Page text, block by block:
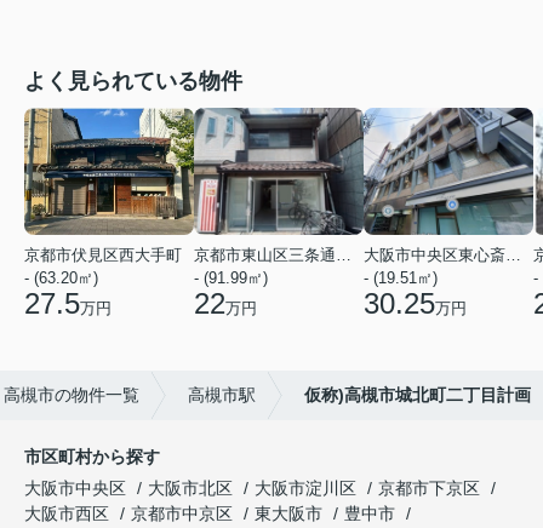
よく見られている物件
京都市伏見区西大手町
- (63.20㎡)
27.5万円
京都市東山区三条通北裏白川筋西入２丁目東姉小路町
- (91.99㎡)
22万円
大阪市中央区東心斎橋２丁目
- (19.51㎡)
30.25万円
-
高槻市の物件一覧 高槻市駅 仮称)高槻市城北町二丁目計画
市区町村から探す
大阪市中央区
大阪市北区 大阪市淀川区
京都市下京区
大阪市西区
京都市中京区 東大阪市
豊中市